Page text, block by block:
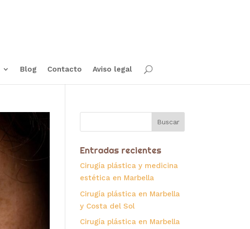
Blog Contacto Aviso legal
Entradas recientes
Cirugía plástica y medicina
estética en Marbella
Cirugía plástica en Marbella
y Costa del Sol
Cirugía plástica en Marbella